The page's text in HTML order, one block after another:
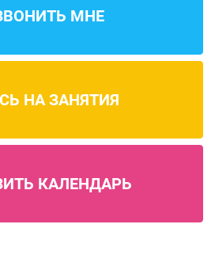
МНЕ
НА ЗАНЯТИЯ
КАЛЕНДАРЬ